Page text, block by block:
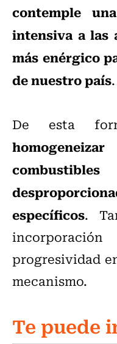
contemple
intensiva a las
más enérgico
de nuestro país.
De esta
combustibles
específicos.
progresividad
mecanismo.
Te puede